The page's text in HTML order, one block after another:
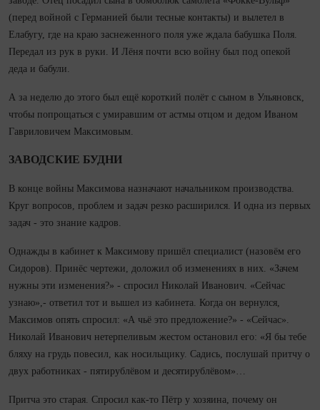
(перед войной с Германией были тесные контакты) и вылетел в
Елабугу, где на краю заснеженного поля уже ждала бабушка Поля.
Передал из рук в руки. И Лёня по­чти всю вой­ну был под опекой
деда и бабули.
А за неделю до этого был ещё короткий полёт с сыном в Ульяновск,
чтобы попрощаться с умиравшим от астмы отцом и дедом Иваном
Гавриловичем Максимовым.
ЗАВОДСКИЕ БУДНИ
В конце вой­ны Максимова назначают начальником производства.
Круг вопросов, проблем и задач резко расширился. И одна из первых
задач - это знание кадров.
Однажды в кабинет к Максимову пришёл спе­циа­лист (назовём его
Сидоров). Принёс чертежи, доложил об изменениях в них. «Зачем
нужны эти изменения?» - спросил Николай Иванович. «Сейчас
узнаю»,- ответил тот и вышел из кабинета. Ко­гда он вернулся,
Максимов опять спросил: «А чьё это предложение?» - «Сейчас».
Николай Иванович нетерпеливым жестом остановил его: «Я бы тебе
бляху на грудь повесил, как носильщику. Садись, послушай притчу о
двух работниках - пятируб­лёвом и десятирублёвом»…
Притча это старая. Спросил как‑то Пётр у хозяина, почему он